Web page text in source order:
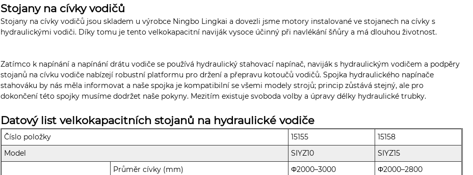
Stojany na cívky vodičů
Stojany na cívky vodičů jsou skladem u výrobce Ningbo Lingkai a dovezli jsme motory instalované ve stojanech na cívky s
hydraulickými vodiči. Díky tomu je tento velkokapacitní naviják vysoce účinný při navlékání šňůry a má dlouhou životnost.
Zatímco k napínání a napínání drátu vodiče se používá hydraulický stahovací napínač, naviják s hydraulickým vodičem a podpěry
stojanů na cívku vodiče nabízejí robustní platformu pro držení a přepravu kotoučů vodičů. Spojka hydraulického napínače
stahováku by nás měla informovat a naše spojka je kompatibilní se všemi modely strojů; princip zůstává stejný, ale pro
dokončení této spojky musíme dodržet naše pokyny. Mezitím existuje svoboda volby a úpravy délky hydraulické trubky.
Datový list velkokapacitních stojanů na hydraulické vodiče
Číslo položky 15155
15158
Model
SIYZ10 SIYZ15
Průměr cívky (mm) Φ2000–3000
Φ2000–2800